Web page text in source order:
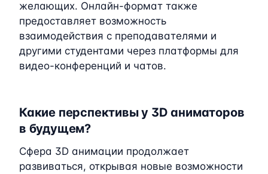
желающих. Онлайн-формат также
предоставляет возможность
взаимодействия с преподавателями и
другими студентами через платформы для
видео-конференций и чатов.
Какие перспективы у 3D аниматоров
в будущем?
Сфера 3D анимации продолжает
развиваться, открывая новые возможности